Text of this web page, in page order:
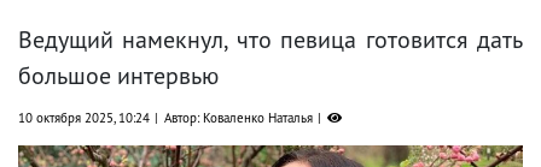
Ведущий намекнул, что певица готовится дать
большое интервью
10 октября 2025, 10:24 Автор: Коваленко Наталья